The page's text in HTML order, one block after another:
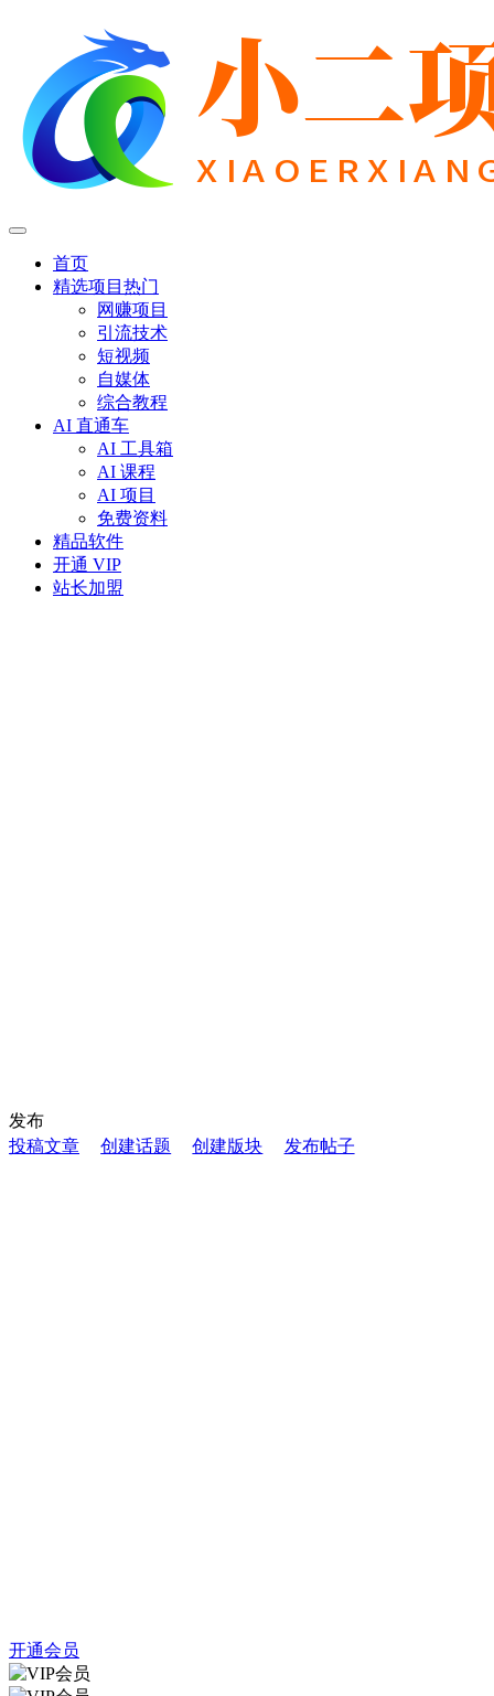
首页
精选项目 热门
网赚项目
引流技术
短视频
自媒体
综合教程
AI 直通车
AI 工具箱
AI 课程
AI 项目
免费资料
精品软件
开通 VIP
站长加盟
发布
投稿文章
创建话题 创建版块 发布帖子
开通会员